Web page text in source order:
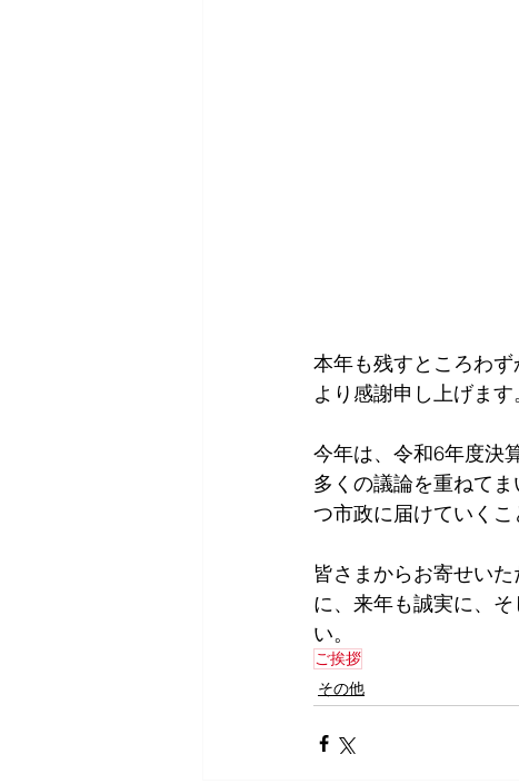
本年も残すところわ
より感謝申し上げます
今年は、令和6年度決
多くの議論を重ねて
つ市政に届けていくこ
皆さまからお寄せい
に、来年も誠実に、
い。
ご挨拶
その他